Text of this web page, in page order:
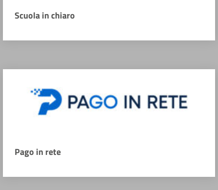
Scuola in chiaro
Pago in rete